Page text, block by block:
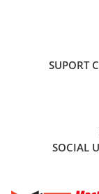
Stickere
Casti protectie
Piese trotinete
Cauciucuri si
Cauciucuri
SUPORT
SOCIAL